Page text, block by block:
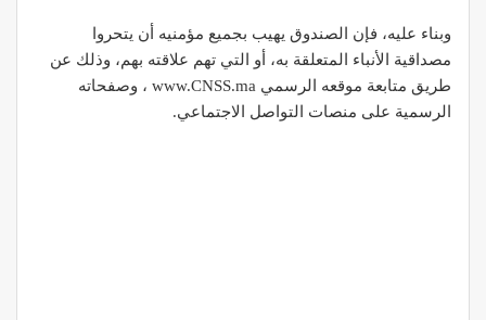
وبناء عليه، فإن الصندوق يهيب بجميع مؤمنيه أن يتحروا
مصداقية الأنباء المتعلقة به، أو التي تهم علاقته بهم، وذلك عن
طريق متابعة موقعه الرسمي www.CNSS.ma ، وصفحاته
الرسمية على منصات التواصل الاجتماعي.